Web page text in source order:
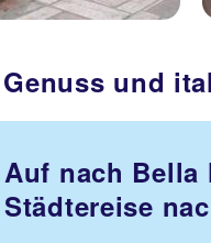
und
Auf nach
Städtereise